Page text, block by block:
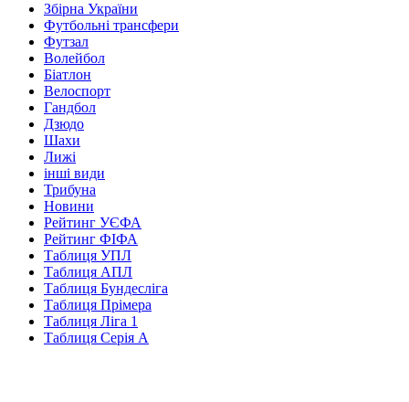
Збірна України
Футбольні трансфери
Футзал
Волейбол
Біатлон
Велоспорт
Гандбол
Дзюдо
Шахи
Лижі
інші види
Трибуна
Новини
Рейтинг УЄФА
Рейтинг ФІФА
Таблиця УПЛ
Таблиця АПЛ
Таблиця Бундесліга
Таблиця Прімера
Таблиця Ліга 1
Таблиця Серія А